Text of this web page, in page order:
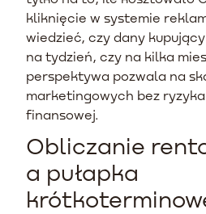
kliknięcie w systemie
wiedzieć, czy dany
na tydzień, czy na kilka
perspektywa pozwala na
marketingowych bez
finansowej.
Obliczanie
a pułapka